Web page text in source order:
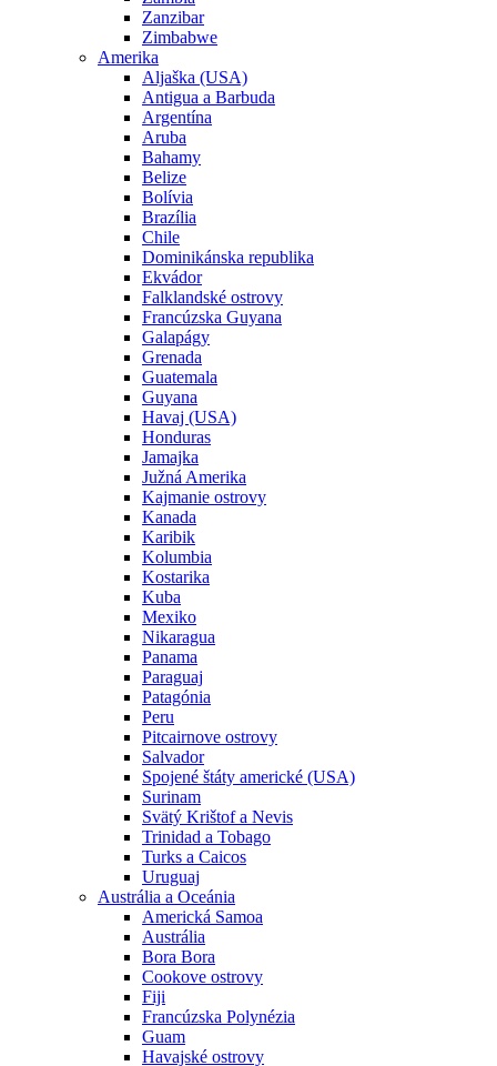
Zanzibar
Zimbabwe
Amerika
Aljaška (USA)
Antigua a Barbuda
Argentína
Aruba
Bahamy
Belize
Bolívia
Brazília
Chile
Dominikánska republika
Ekvádor
Falklandské ostrovy
Francúzska Guyana
Galapágy
Grenada
Guatemala
Guyana
Havaj (USA)
Honduras
Jamajka
Južná Amerika
Kajmanie ostrovy
Kanada
Karibik
Kolumbia
Kostarika
Kuba
Mexiko
Nikaragua
Panama
Paraguaj
Patagónia
Peru
Pitcairnove ostrovy
Salvador
Spojené štáty americké (USA)
Surinam
Svätý Krištof a Nevis
Trinidad a Tobago
Turks a Caicos
Uruguaj
Austrália a Oceánia
Americká Samoa
Austrália
Bora Bora
Cookove ostrovy
Fiji
Francúzska Polynézia
Guam
Havajské ostrovy